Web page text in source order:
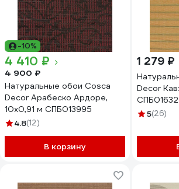
-10%
4 410 ₽
4 900 ₽
Натуральные обои Cosca
Decor Арабеско Ардоре,
10x0,91 м СПБ013995
4.8(12)
В корзину
1 279 ₽
Decor
5(26)